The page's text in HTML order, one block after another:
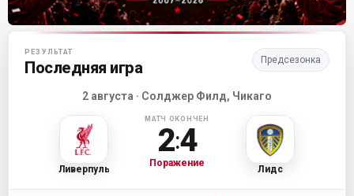
Матч-центр «Ливерпуля»
РЕЗУЛЬТАТ
Последняя игра Предсезонка
2 августа · Солджер Филд, Чикаго
Ливерпуль
МАТЧ ОКОНЧЕН
2:4
Поражение
Лидс